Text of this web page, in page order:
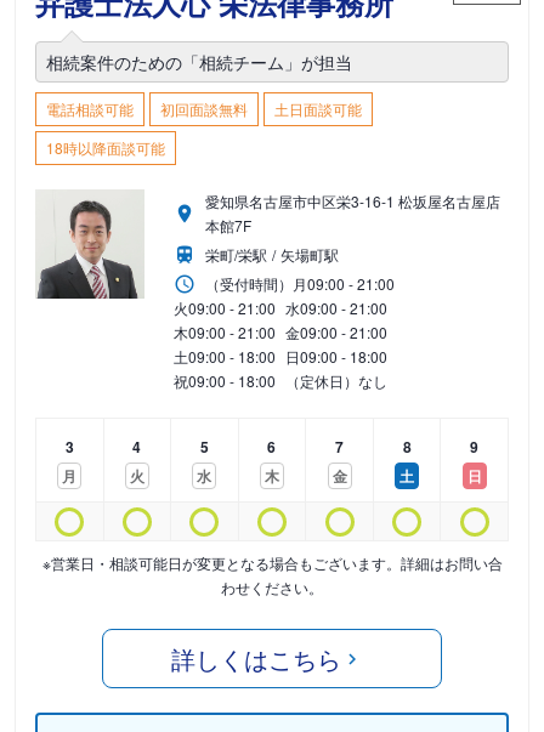
相続案件のための「相続チーム」が担当
電話相談可能 初回面談無料
土日面談可能
18時以降面談可能
愛知県名古屋市中区栄3-16-1 松坂屋名古屋店
本館7F
栄町/栄駅
矢場町駅
（受付時間） 月09:00 - 21:00
火09:00 - 21:00 水09:00 - 21:00
木09:00 - 21:00 金09:00 - 21:00
土09:00 - 18:00 日09:00 - 18:00
祝09:00 - 18:00 （定休日）なし
3
月
4
火
5
水
6
木
7
金
8
土
9
日
※営業日・相談可能日が変更となる場合もございます。詳細はお問い合
わせください。
詳しくはこちら